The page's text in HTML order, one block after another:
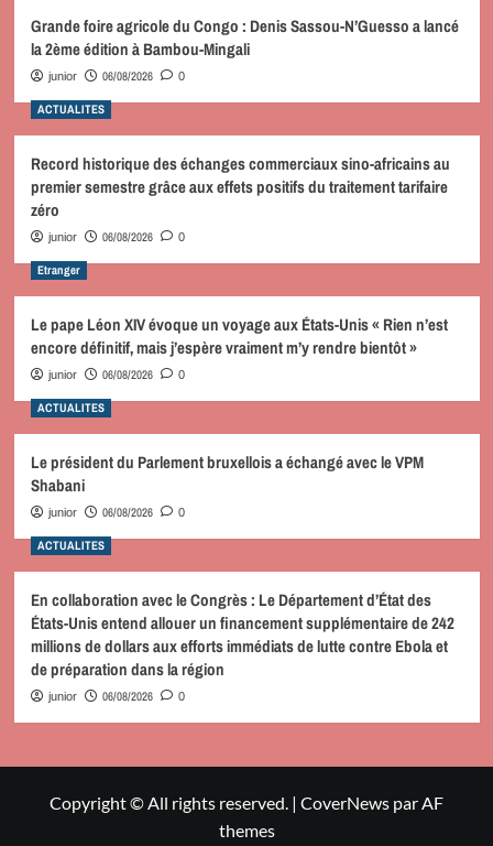
Grande foire agricole du Congo : Denis Sassou-N’Guesso a lancé
la 2ème édition à Bambou-Mingali
junior 06/08/2026 0
ACTUALITES
Record historique des échanges commerciaux sino-africains au
premier semestre grâce aux effets positifs du traitement tarifaire
zéro
junior 06/08/2026 0
Etranger
Le pape Léon XIV évoque un voyage aux États-Unis « Rien n’est
encore définitif, mais j’espère vraiment m’y rendre bientôt »
junior 06/08/2026 0
ACTUALITES
Le président du Parlement bruxellois a échangé avec le VPM
Shabani
junior 06/08/2026 0
ACTUALITES
En collaboration avec le Congrès : Le Département d’État des
États-Unis entend allouer un financement supplémentaire de 242
millions de dollars aux efforts immédiats de lutte contre Ebola et
de préparation dans la région
junior 06/08/2026 0
Copyright © All rights reserved. | CoverNews par AF
themes